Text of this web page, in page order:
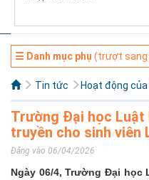
☰ Danh mục phụ (trượt
Tin tức Hoạt động
Trường Đại học
truyền cho sinh viên
Đăng vào 06/04/2026
Ngày 06/4, Trường Đại học